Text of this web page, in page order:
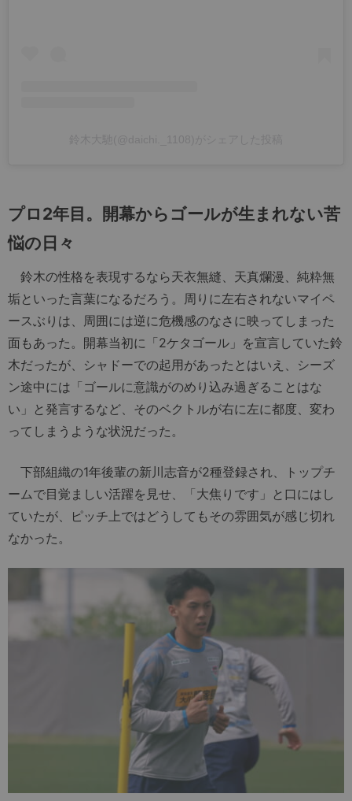
プロ2年目。開幕からゴールが生まれない苦
悩の日々
鈴木の性格を表現するなら天衣無縫、天真爛漫、純粋無
垢といった言葉になるだろう。周りに左右されないマイペ
ースぶりは、周囲には逆に危機感のなさに映ってしまった
面もあった。開幕当初に「2ケタゴール」を宣言していた鈴
木だったが、シャドーでの起用があったとはいえ、シーズ
ン途中には「ゴールに意識がのめり込み過ぎることはな
い」と発言するなど、そのベクトルが右に左に都度、変わ
ってしまうような状況だった。
下部組織の1年後輩の新川志音が2種登録され、トップチ
ームで目覚ましい活躍を見せ、「大焦りです」と口にはし
ていたが、ピッチ上ではどうしてもその雰囲気が感じ切れ
なかった。